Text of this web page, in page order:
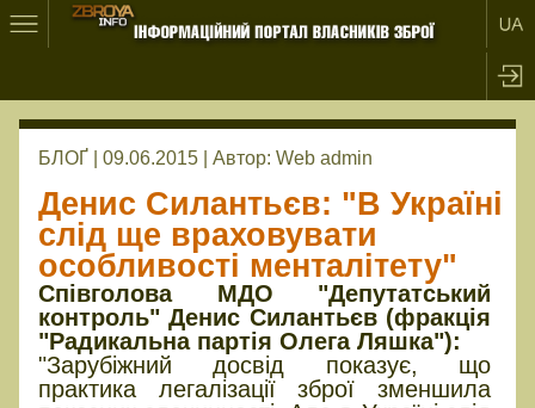
БЛОҐ | 09.06.2015 | Автор: Web admin
Денис Силантьєв: "В Україні
слід ще враховувати
особливості менталітету"
Співголова МДО "Депутатський
контроль" Денис Силантьєв (фракція
"Радикальна партія Олега Ляшка"):
"Зарубіжний досвід показує, що
практика легалізації зброї зменшила